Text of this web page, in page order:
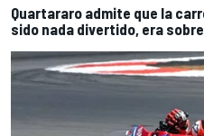
Quartararo admite que la
sido nada divertido, era